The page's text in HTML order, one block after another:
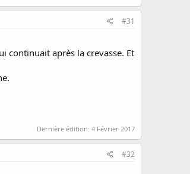
#31
continuait après la crevasse. Et
Dernière édition: 4 Février 2017
#32